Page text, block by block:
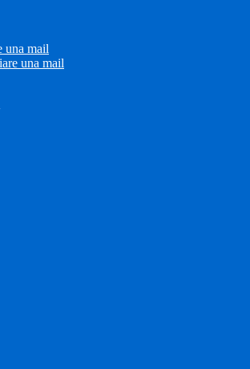
una mail
una mail